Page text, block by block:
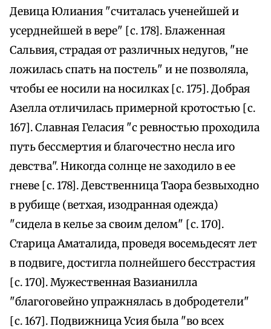
Девица Юлиания "считалась ученейшей и
усерднейшей в вере" [с. 178]. Блаженная
Сальвия, страдая от различных недугов, "не
ложилась спать на постель" и не позволяла,
чтобы ее носили на носилках [с. 175]. Добрая
Азелла отличилась примерной кротостью [с.
167]. Славная Геласия "с ревностью проходила
путь бессмертия и благочестно несла иго
девства". Никогда солнце не заходило в ее
гневе [с. 178]. Девственница Таора безвыходно
в рубище (ветхая, изодранная одежда)
"сидела в келье за своим делом" [с. 170].
Старица Аматалида, проведя восемьдесят лет
в подвиге, достигла полнейшего бесстрастия
[с. 170]. Мужественная Вазианилла
"благоговейно упражнялась в добродетели"
[с. 167]. Подвижница Усия была "во всех